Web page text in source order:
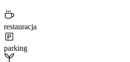
restauracja
parking